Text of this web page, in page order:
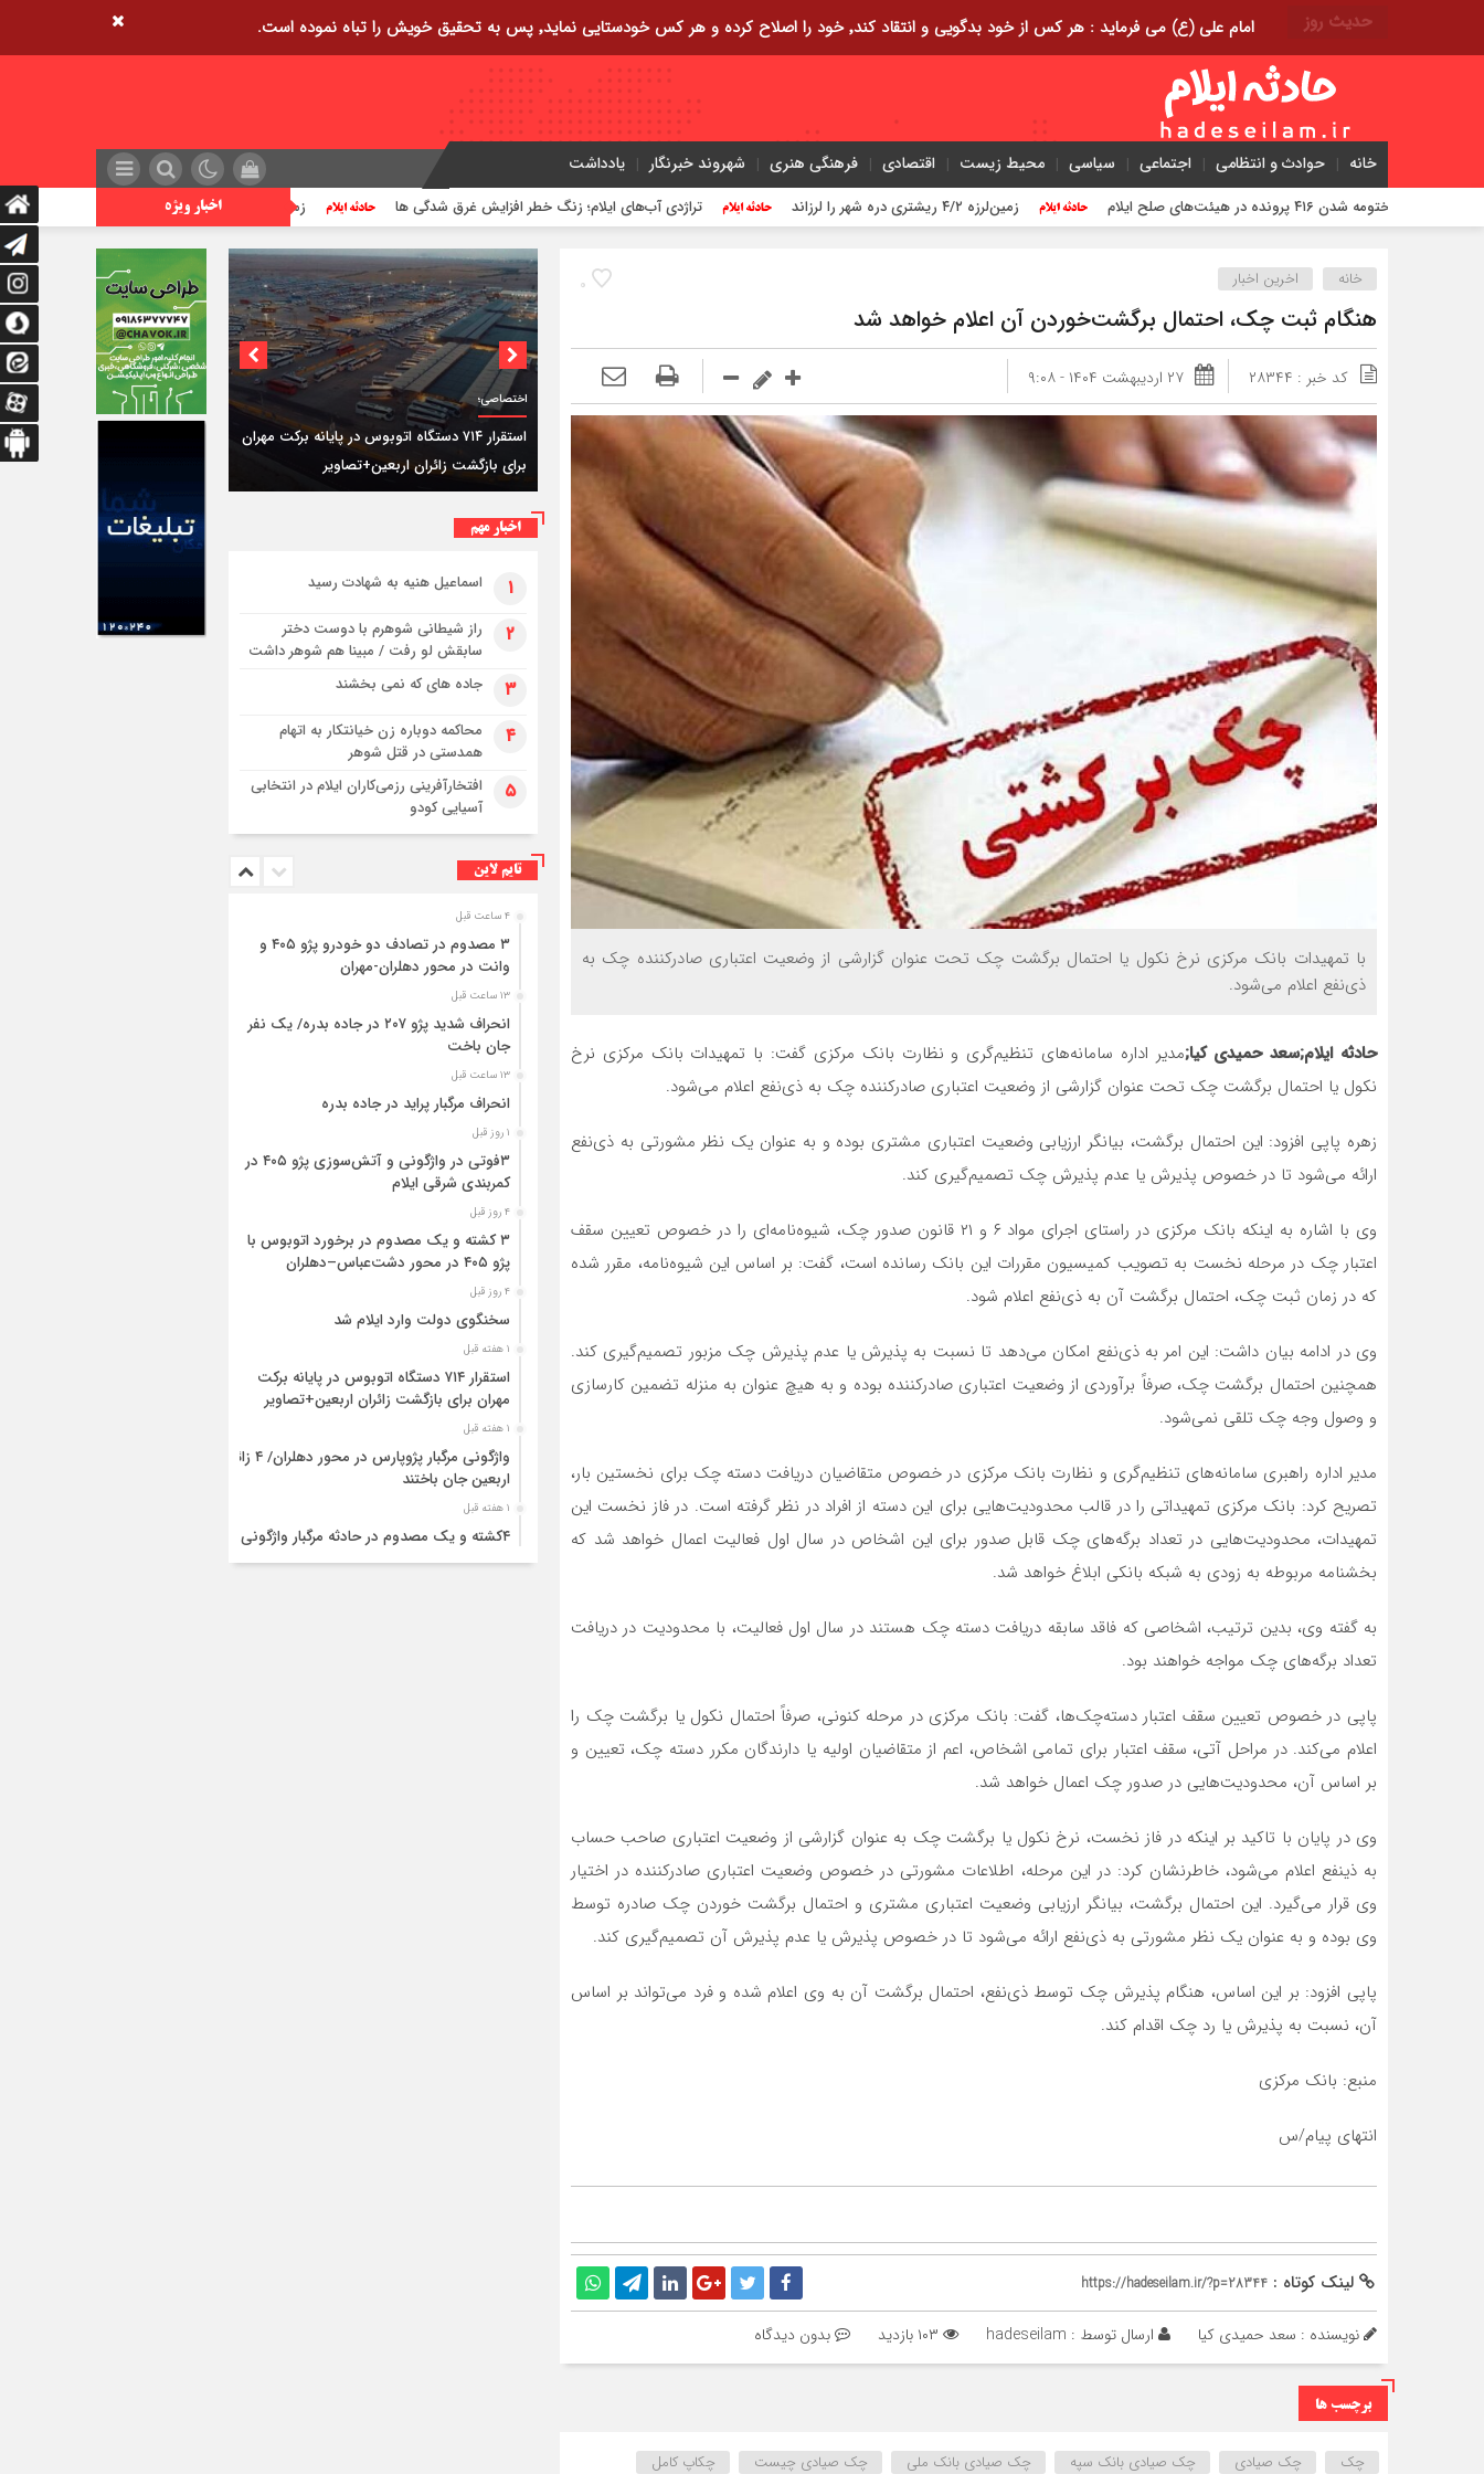
حدیث روز امام علی (ع) می فرماید : هر کس از خود بدگویی و انتقاد کند٬ خود را اصلاح کرده و هر کس خودستایی نماید٬ پس به تحقیق خویش را تباه نموده است.
خانه حوادث و انتظامی اجتماعی سیاسی محیط زیست اقتصادی فرهنگی هنری شهروند خبرنگار یادداشت
اخبار ویژه زمین‌لرزه ۴/۲ ریشتری دره شهر را لرزاند تراژدی آب‌های ایلام؛ زنگ خطر افزایش غرق شدگی ها زمین‌لرزه ۲/۵ ریشتری مورموری را لرزاند
۰ خانه اخرین اخبار
هنگام ثبت چک، احتمال برگشت‌خوردن آن اعلام خواهد شد
کد خبر : ۲۸۳۴۴ ۲۷ اردیبهشت ۱۴۰۴ - ۹:۰۸
با تمهیدات بانک مرکزی نرخ نکول یا احتمال برگشت چک تحت عنوان گزارشی از وضعیت اعتباری صادرکننده چک به
ذی‌نفع اعلام می‌شود.
حادثه ایلام;سعد حمیدی کیا;مدیر اداره سامانه‌های تنظیم‌گری و نظارت بانک مرکزی گفت: با تمهیدات بانک مرکزی نرخ
نکول یا احتمال برگشت چک تحت عنوان گزارشی از وضعیت اعتباری صادرکننده چک به ذی‌نفع اعلام می‌شود.
زهره پاپی افزود: این احتمال برگشت، بیانگر ارزیابی وضعیت اعتباری مشتری بوده و به عنوان یک نظر مشورتی به ذی‌نفع
ارائه می‌شود تا در خصوص پذیرش یا عدم پذیرش چک تصمیم‌گیری کند.
وی با اشاره به اینکه بانک مرکزی در راستای اجرای مواد ۶ و ۲۱ قانون صدور چک، شیوه‌نامه‌ای را در خصوص تعیین سقف
اعتبار چک در مرحله نخست به تصویب کمیسیون مقررات این بانک رسانده است، گفت: بر اساس این شیوه‌نامه، مقرر شده
که در زمان ثبت چک، احتمال برگشت آن به ذی‌نفع اعلام شود.
وی در ادامه بیان داشت: این امر به ذی‌نفع امکان می‌دهد تا نسبت به پذیرش یا عدم پذیرش چک مزبور تصمیم‌گیری کند.
همچنین احتمال برگشت چک، صرفاً برآوردی از وضعیت اعتباری صادرکننده بوده و به هیچ عنوان به منزله تضمین کارسازی
و وصول وجه چک تلقی نمی‌شود.
مدیر اداره راهبری سامانه‌های تنظیم‌گری و نظارت بانک مرکزی در خصوص متقاضیان دریافت دسته چک برای نخستین بار،
تصریح کرد: بانک مرکزی تمهیداتی را در قالب محدودیت‌هایی برای این دسته از افراد در نظر گرفته است. در فاز نخست این
تمهیدات، محدودیت‌هایی در تعداد برگه‌های چک قابل صدور برای این اشخاص در سال اول فعالیت اعمال خواهد شد که
بخشنامه مربوطه به زودی به شبکه بانکی ابلاغ خواهد شد.
به گفته وی، بدین ترتیب، اشخاصی که فاقد سابقه دریافت دسته چک هستند در سال اول فعالیت، با محدودیت در دریافت
تعداد برگه‌های چک مواجه خواهند بود.
پاپی در خصوص تعیین سقف اعتبار دسته‌چک‌ها، گفت: بانک مرکزی در مرحله کنونی، صرفاً احتمال نکول یا برگشت چک را
اعلام می‌کند. در مراحل آتی، سقف اعتبار برای تمامی اشخاص، اعم از متقاضیان اولیه یا دارندگان مکرر دسته چک، تعیین و
بر اساس آن، محدودیت‌هایی در صدور چک اعمال خواهد شد.
وی در پایان با تاکید بر اینکه در فاز نخست، نرخ نکول یا برگشت چک به عنوان گزارشی از وضعیت اعتباری صاحب حساب
به ذینفع اعلام می‌شود، خاطرنشان کرد: در این مرحله، اطلاعات مشورتی در خصوص وضعیت اعتباری صادرکننده در اختیار
وی قرار می‌گیرد. این احتمال برگشت، بیانگر ارزیابی وضعیت اعتباری مشتری و احتمال برگشت خوردن چک صادره توسط
وی بوده و به عنوان یک نظر مشورتی به ذی‌نفع ارائه می‌شود تا در خصوص پذیرش یا عدم پذیرش آن تصمیم‌گیری کند.
پاپی افزود: بر این اساس، هنگام پذیرش چک توسط ذی‌نفع، احتمال برگشت آن به وی اعلام شده و فرد می‌تواند بر اساس
آن، نسبت به پذیرش یا رد چک اقدام کند.
منبع: بانک مرکزی
انتهای پیام/س
لینک کوتاه : https://hadeseilam.ir/?p=28344
نویسنده : سعد حمیدی کیا ارسال توسط : hadeseilam بدون دیدگاه
برچسب ها
چک چک صیادی چک صیادی بانک سپه چک صیادی بانک ملی چک صیادی چیست
چکاپ کامل
اختصاصی؛
استقرار ۷۱۴ دستگاه اتوبوس در پایانه برکت مهران
برای بازگشت زائران اربعین+تصاویر
اخبار مهم
۱ اسماعیل هنیه به شهادت رسید
۲
راز شیطانی شوهرم با دوست دختر
سابقش لو رفت / مبینا هم شوهر داشت
۳ جاده های که نمی بخشند
۴
محاکمه دوباره زن خیانتکار به اتهام
همدستی در قتل شوهر
۵
افتخارآفرینی رزمی‌کاران ایلام در انتخابی
آسیایی کودو
تایم لاین
۴ ساعت قبل
۳ مصدوم در تصادف دو خودرو پژو ۴۰۵ و
وانت در محور دهلران-مهران
۱۳ ساعت قبل
انحراف شدید پژو ۲۰۷ در جاده بدره/ یک نفر
جان باخت
۱۳ ساعت قبل
انحراف مرگبار پراید در جاده بدره
۱ روز قبل
۳فوتی در واژگونی و آتش‌سوزی پژو ۴۰۵ در
کمربندی شرقی ایلام
۴ روز قبل
۳ کشته و یک مصدوم در برخورد اتوبوس با
پژو ۴۰۵ در محور دشت‌عباس–دهلران
۴ روز قبل
سخنگوی دولت وارد ایلام شد
۱ هفته قبل
استقرار ۷۱۴ دستگاه اتوبوس در پایانه برکت
مهران برای بازگشت زائران اربعین+تصاویر
۱ هفته قبل
واژگونی مرگبار پژوپارس در محور دهلران/ ۴ زائر
اربعین جان باختند
۱ هفته قبل
۴کشته و یک مصدوم در حادثه مرگبار واژگونی
خودرو پژو پارس در دهلران